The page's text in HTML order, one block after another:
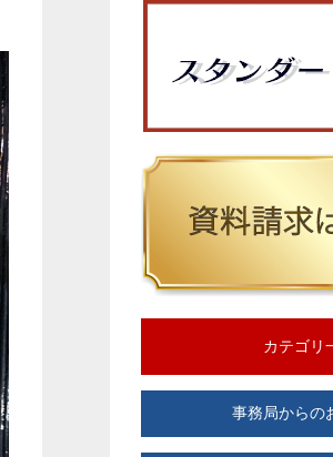
カテゴリ
事務局からの